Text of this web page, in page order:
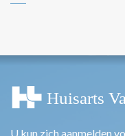
U kun zich aanmelden